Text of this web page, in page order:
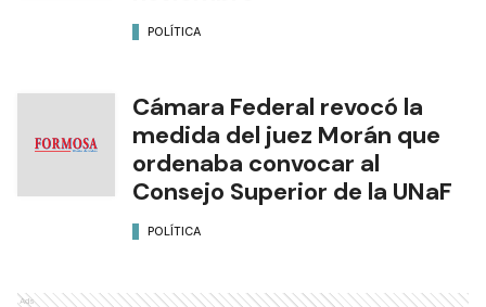
POLÍTICA
Cámara Federal revocó la
medida del juez Morán que
ordenaba convocar al
Consejo Superior de la UNaF
POLÍTICA
Ads